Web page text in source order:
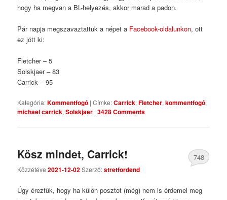
hogy ha megvan a BL-helyezés, akkor marad a padon.
Pár napja megszavaztattuk a népet a Facebook-oldalunkon, ott
ez jött ki:
Fletcher – 5
Solskjaer – 83
Carrick – 95
Kategória:Kommentfogó |Címke:Carrick,Fletcher,kommentfogó,
michael carrick,Solskjaer |3428 Comments
Kösz mindet, Carrick!
Közzétéve2021-12-02Szerző:stretfordend
748
Úgy éreztük, hogy ha külön posztot (még) nem is érdemel meg